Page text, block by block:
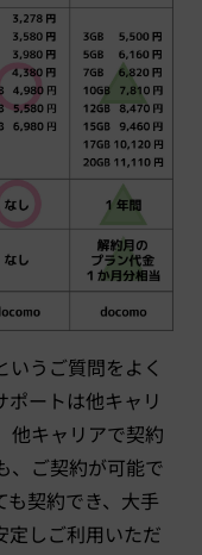
いうご質問をよく
ポートは他キャリ
他キャリアで契約
、ご契約が可能で
も契約でき、大手
定しご利用いただ